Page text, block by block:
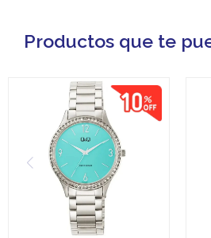
Productos que te